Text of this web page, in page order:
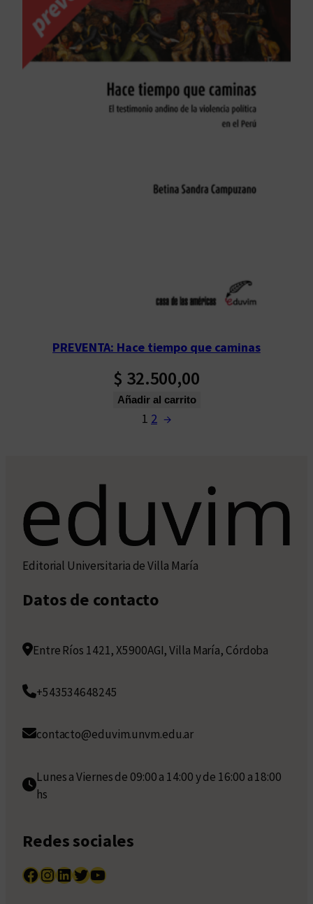
PREVENTA: Hace tiempo que caminas
$ 32.500,00
Añadir al carrito
1 2 →
Editorial Universitaria de Villa María
Datos de contacto
Entre Ríos 1421, X5900AGI, Villa María, Córdoba
+543534648245
contacto@eduvim.unvm.edu.ar
Lunes a Viernes de 09:00 a 14:00 y de 16:00 a 18:00
hs
Redes sociales
Facebook InstagramLinkedIn Twitter YouTube